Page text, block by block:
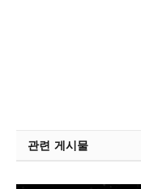
관련 게시물